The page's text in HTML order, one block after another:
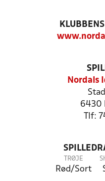
Nordals
6430
Tlf:
TRØJE
Rød/Sort